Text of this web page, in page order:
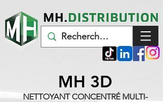
MH 3D
NETTOYANT CONCENTRÉ MULTI-